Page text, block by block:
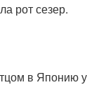
рот сезер.
в Японию